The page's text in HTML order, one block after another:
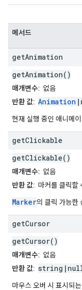
메서드
getAnimation
getAnimation()
매개변수: 없음
반환 값: Animation
현재 실행 중인 애니메
getClickable
getClickable()
매개변수: 없음
반환 값: 마커를 클릭할
Marker의 클릭 가능한
getCursor
getCursor()
매개변수: 없음
반환 값:
마우스 오버 시 표시되